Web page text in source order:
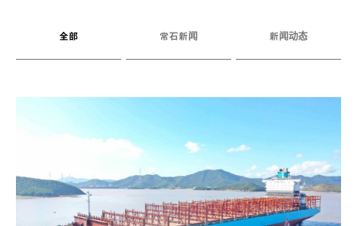
全部 常石新闻 新闻动态